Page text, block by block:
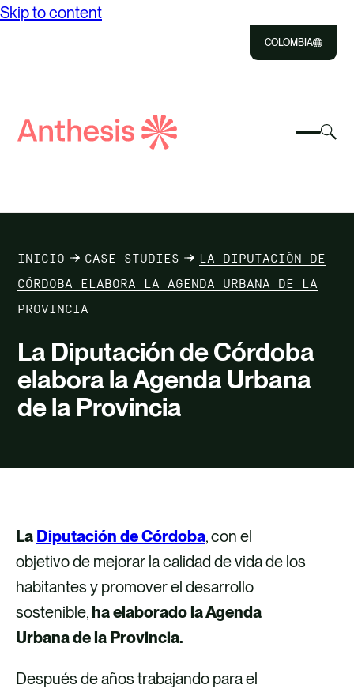
Skip to content
COLOMBIA
Select
menu
IMPACTO
RECURSOS
TALENTO
CONTACTO
Busca
INICIO CASE STUDIES
LA DIPUTACIÓN DE
CÓRDOBA ELABORA LA AGENDA URBANA DE LA
PROVINCIA
La Diputación de Córdoba
elabora la Agenda Urbana
de la Provincia
La Diputación de Córdoba, con el
objetivo de mejorar la calidad de vida de los
habitantes y promover el desarrollo
sostenible,ha elaborado la Agenda
Urbana de la Provincia.
Después de años trabajando para el